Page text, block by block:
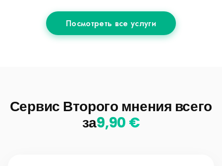
Посмотреть все услуги
Сервис Второго мнения всего
за9,90 €